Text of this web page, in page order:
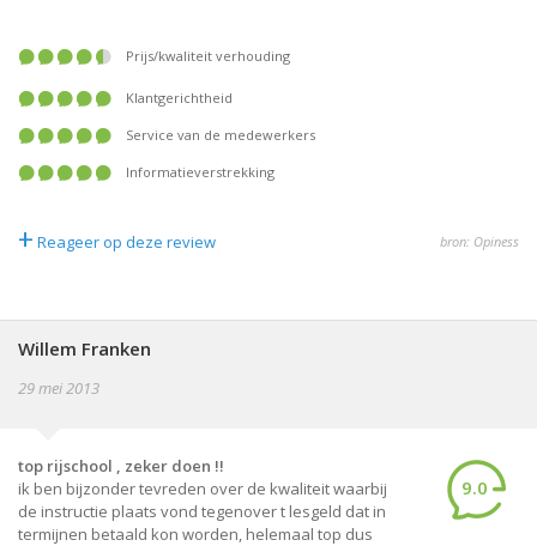
prijs/kwaliteit verhouding
klantgerichtheid
service van de medewerkers
informatieverstrekking
+ Reageer op deze review bron: Opiness
Willem Franken
29 mei 2013
top rijschool , zeker doen !!
ik ben bijzonder tevreden over de kwaliteit waarbij
de instructie plaats vond tegenover t lesgeld dat in
termijnen betaald kon worden, helemaal top dus
9.0